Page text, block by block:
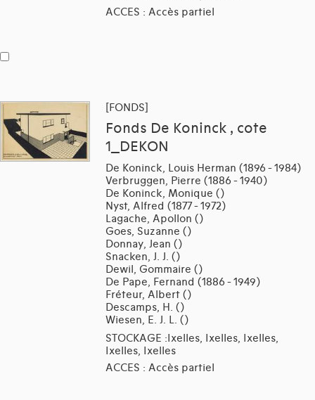
ACCES : Accès partiel
[FONDS]
Fonds De Koninck , cote
1_DEKON
De Koninck, Louis Herman (1896 - 1984)
Verbruggen, Pierre (1886 - 1940)
De Koninck, Monique ()
Nyst, Alfred (1877 - 1972)
Lagache, Apollon ()
Goes, Suzanne ()
Donnay, Jean ()
Snacken, J. J. ()
Dewil, Gommaire ()
De Pape, Fernand (1886 - 1949)
Fréteur, Albert ()
Descamps, H. ()
Wiesen, E. J. L. ()
STOCKAGE :Ixelles, Ixelles, Ixelles,
Ixelles, Ixelles
ACCES : Accès partiel